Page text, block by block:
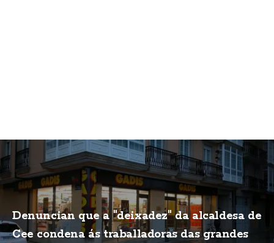
Denuncian que a "deixadez" da alcaldesa de
Cee condena ás traballadoras das grandes